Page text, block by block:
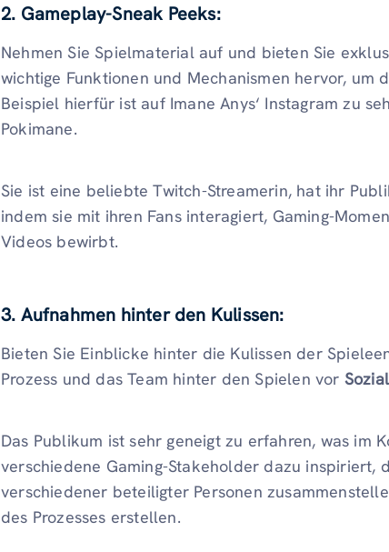
2. Gameplay-Sneak Peeks:
Nehmen Sie Spielmaterial auf und bieten Sie
wichtige Funktionen und Mechanismen hervor, um
Beispiel hierfür ist auf Imane Anys‘ Instagram zu
Pokimane.
Sie ist eine beliebte Twitch-Streamerin, hat ihr
indem sie mit ihren Fans interagiert, Gaming-
Videos bewirbt.
3. Aufnahmen hinter den Kulissen:
Bieten Sie Einblicke hinter die Kulissen der
Prozess und das Team hinter den Spielen vor
Das Publikum ist sehr geneigt zu erfahren, was im
verschiedene Gaming-Stakeholder dazu inspiriert,
verschiedener beteiligter Personen
des Prozesses erstellen.